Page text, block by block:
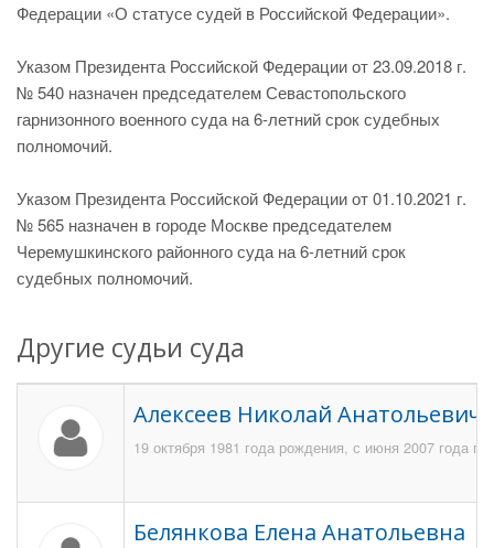
Федерации «О статусе судей в Российской Федерации».
Указом Президента Российской Федерации от 23.09.2018 г.
№ 540 назначен председателем Севастопольского
гарнизонного военного суда на 6-летний срок судебных
полномочий.
Указом Президента Российской Федерации от 01.10.2021 г.
№ 565 назначен в городе Москве председателем
Черемушкинского районного суда на 6-летний срок
судебных полномочий.
Другие судьи суда
Алексеев Николай Анатольевич
19 октября 1981 года рождения, с июня 2007 года
Белянкова Елена Анатольевна